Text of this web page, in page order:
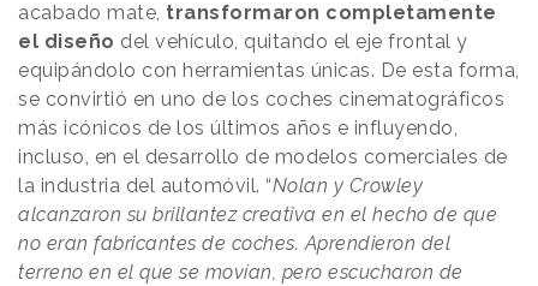
acabado mate, transformaron completamente
el diseño del vehículo, quitando el eje frontal y
equipándolo con herramientas únicas. De esta forma,
se convirtió en uno de los coches cinematográficos
más icónicos de los últimos años e influyendo,
incluso, en el desarrollo de modelos comerciales de
la industria del automóvil. “Nolan y Crowley
alcanzaron su brillantez creativa en el hecho de que
no eran fabricantes de coches. Aprendieron del
terreno en el que se movían, pero escucharon de